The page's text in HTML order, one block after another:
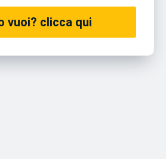
vuoi? clicca qui